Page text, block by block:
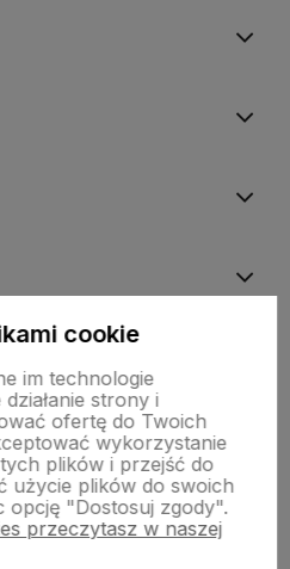
Szablon Shoper Modern 3.0™
| ul.Rzeczna 62, 58-173
| tel.: +48 607 946 114 | email:
cookie
im technologie
strony i
ofertę do Twoich
wykorzystanie
plików i przejść do
użycie plików do swoich
opcję "Dostosuj zgody".
przeczytasz w naszej